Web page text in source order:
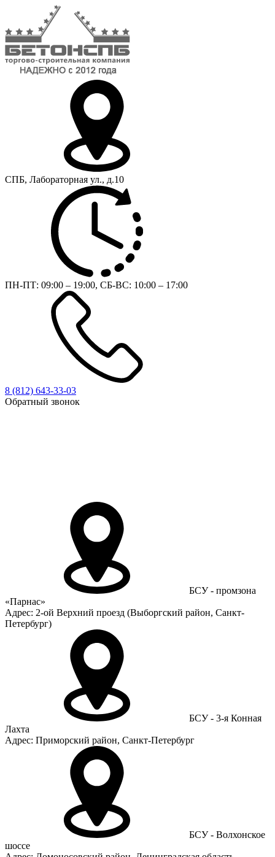
СПБ, Лабораторная ул., д.10
ПН-ПТ: 09:00 – 19:00, СБ-ВС: 10:00 – 17:00
8 (812) 643-33-03
Обратный звонок
БСУ - промзона
«Парнас»
Адрес: 2-ой Верхний проезд (Выборгский район, Санкт-
Петербург)
БСУ - 3-я Конная
Лахта
Адрес: Приморский район, Санкт-Петербург
БСУ - Волхонское
шоссе